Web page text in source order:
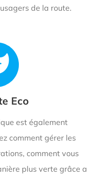
de la route.
Eco
est également
comment gérer les
comment vous
plus verte grâce a